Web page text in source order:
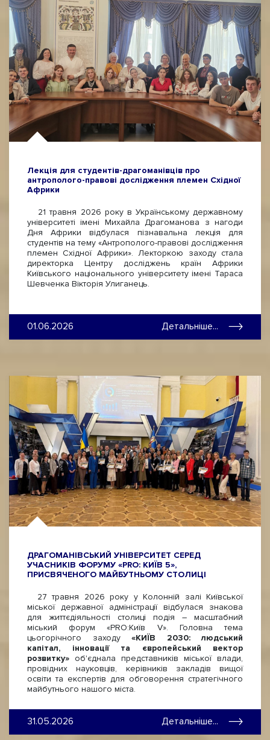
Лекція для студентів-драгоманівців про
антрополого-правові дослідження племен Східної
Африки
21 травня 2026 року в Українському державному
університеті імені Михайла Драгоманова з нагоди
Дня Африки відбулася пізнавальна лекція для
студентів на тему «Антрополого-правові дослідження
племен Східної Африки». Лекторкою заходу стала
директорка Центру досліджень країн Африки
Київського національного університету імені Тараса
Шевченка Вікторія Улиганець.
01.06.2026 Детальніше...
ДРАГОМАНІВСЬКИЙ УНІВЕРСИТЕТ СЕРЕД
УЧАСНИКІВ ФОРУМУ «PRO: КИЇВ 5»,
ПРИСВЯЧЕНОГО МАЙБУТНЬОМУ СТОЛИЦІ
27 травня 2026 року у Колонній залі Київської
міської державної адміністрації відбулася знакова
для життєдіяльності столиці подія – масштабний
міський форум «PRO:Київ V». Головна тема
цьогорічного заходу «КИЇВ 2030: людський
капітал, інновації та європейський вектор
розвитку» об'єднала представників міської влади,
провідних науковців, керівників закладів вищої
освіти та експертів для обговорення стратегічного
майбутнього нашого міста.
31.05.2026 Детальніше...